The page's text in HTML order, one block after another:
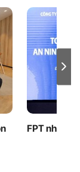
FPT nhận